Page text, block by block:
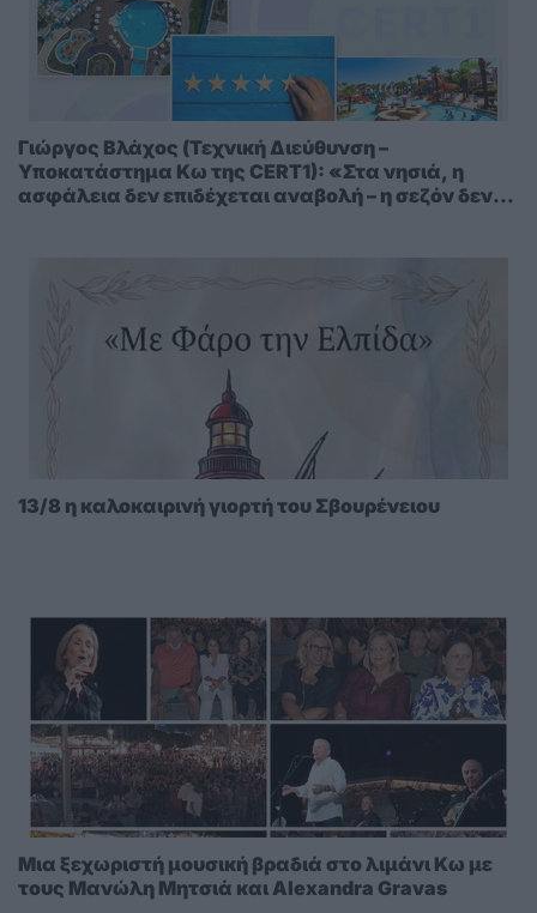
Γιώργος Βλάχος (Τεχνική Διεύθυνση –
Υποκατάστημα Κω της CERT1): «Στα νησιά, η
ασφάλεια δεν επιδέχεται αναβολή – η σεζόν δεν
13/8 η καλοκαιρινή γιορτή του Σβουρένειου
Μια ξεχωριστή μουσική βραδιά στο λιμάνι Κω με
τους Μανώλη Μητσιά και Alexandra Gravas